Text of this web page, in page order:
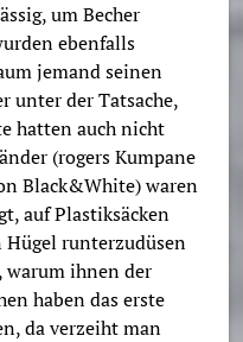
um Becher
ebenfalls
jemand seinen
unter der Tatsache,
hatten auch nicht
(rogers Kumpane
Black&White) waren
auf Plastiksäcken
runterzudüsen
warum ihnen der
haben das erste
da verzeiht man